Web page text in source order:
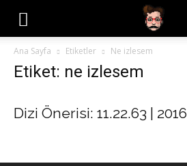
Ana Sayfa Etiketler Ne izlesem
Etiket: ne izlesem
Dizi Önerisi: 11.22.63 | 2016